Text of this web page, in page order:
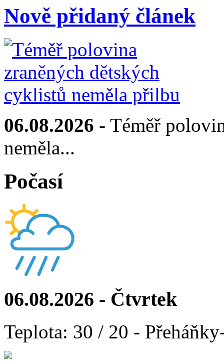
Nově přidaný článek
06.08.2026 - Téměř
neměla...
Počasí
06.08.2026 - Čtvrtek
Teplota: 30 / 20 -